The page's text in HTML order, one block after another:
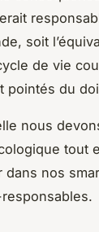
soit
de vie
pointés du
nous
tout
dans nos